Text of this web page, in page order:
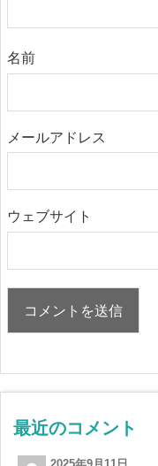
名前
メールアドレス
ウェブサイト
最近のコメント